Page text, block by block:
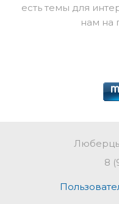
есть темы для
нам на
8